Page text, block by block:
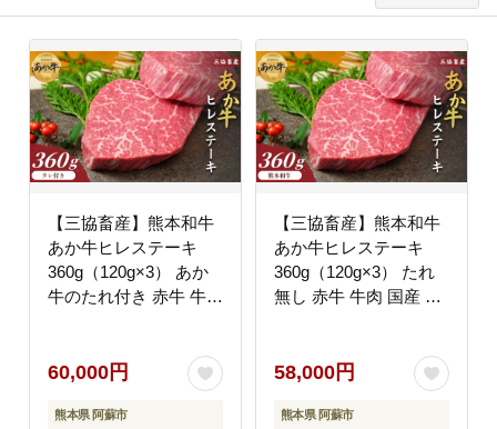
【三協畜産】熊本和牛
あか牛ヒレステーキ
360g（120g×3） あか
牛のたれ付き 赤牛 牛肉
豪華 おかず 手軽 ご褒
美 お祝い 人気 晩ご飯
焼くだけ 熊本県 阿蘇市
60,000円
熊本県 阿蘇市
【三協畜産】熊本和牛
あか牛ヒレステーキ
360g（120g×3） たれ
無し 赤牛 牛肉 国産 お
かず 手軽 ご褒美 お祝
い 人気 晩ご飯 焼くだ
け 熊本県 阿蘇市
58,000円
熊本県 阿蘇市